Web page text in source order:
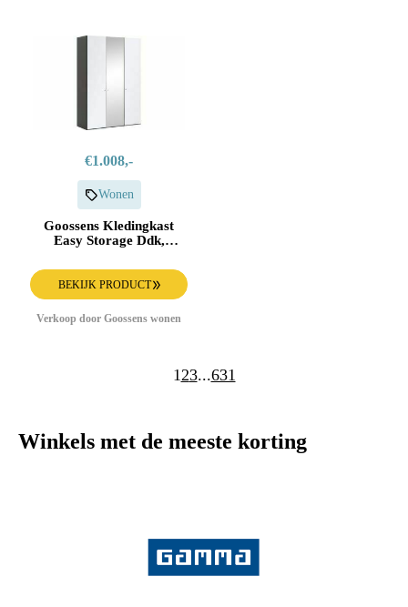
€1.008,-
Wonen
Goossens Kledingkast
Easy Storage Ddk,
breed, 220 cm hoog, 2x
glas draaideur en 1x
spiegel draaideur midden
BEKIJK PRODUCT
Verkoop door Goossens wonen
123...631
Winkels met de meeste korting